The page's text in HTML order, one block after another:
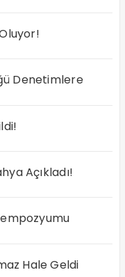
Denetimlere
Açıkladı!
Hale Geldi